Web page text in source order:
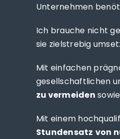
Unternehmen
Ich brauche nicht
sie zielstrebig
Mit einfachen
gesellschaftlichen
zu vermeiden sowie
Mit einem
Stundensatz von